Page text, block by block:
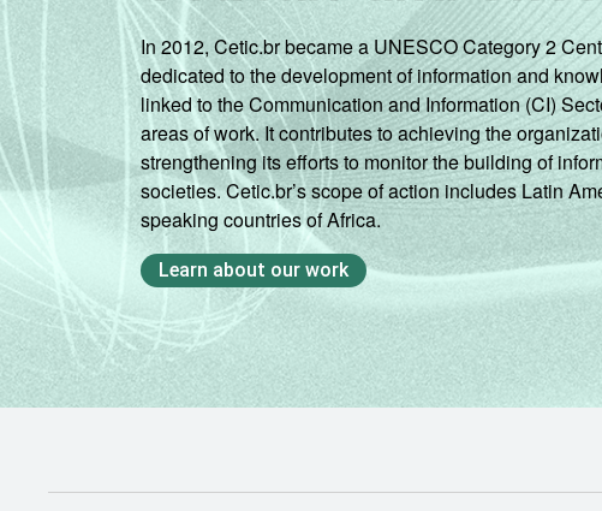
In 2012, Cetic.br became a UNESCO Category 2
dedicated to the development of information and
linked to the Communication and Information (CI)
areas of work. It contributes to achieving the
strengthening its efforts to monitor the building of
societies. Cetic.br’s scope of action includes Latin
speaking countries of Africa.
Learn about our work